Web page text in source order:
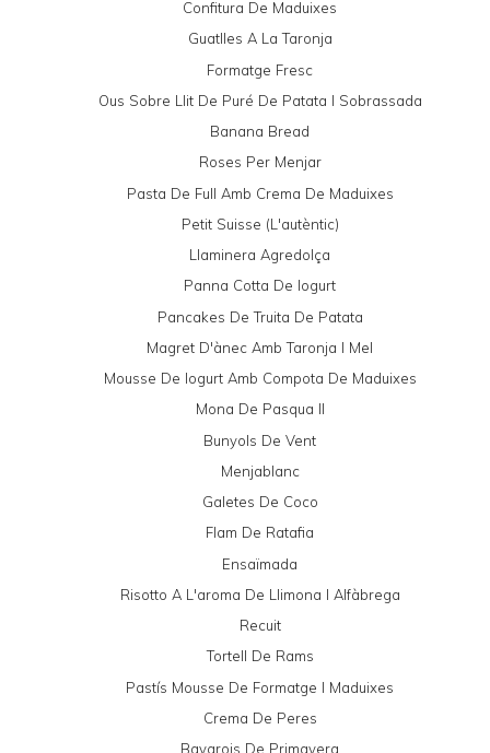
Confitura De Maduixes
Guatlles A La Taronja
Formatge Fresc
Ous Sobre Llit De Puré De Patata I Sobrassada
Banana Bread
Roses Per Menjar
Pasta De Full Amb Crema De Maduixes
Petit Suisse (l'autèntic)
Llaminera Agredolça
Panna Cotta De Iogurt
Pancakes De Truita De Patata
Magret D'ànec Amb Taronja I Mel
Mousse De Iogurt Amb Compota De Maduixes
Mona De Pasqua II
Bunyols De Vent
Menjablanc
Galetes De Coco
Flam De Ratafia
Ensaïmada
Risotto A L'aroma De Llimona I Alfàbrega
Recuit
Tortell De Rams
Pastís Mousse De Formatge I Maduixes
Crema De Peres
Bavarois De Primavera